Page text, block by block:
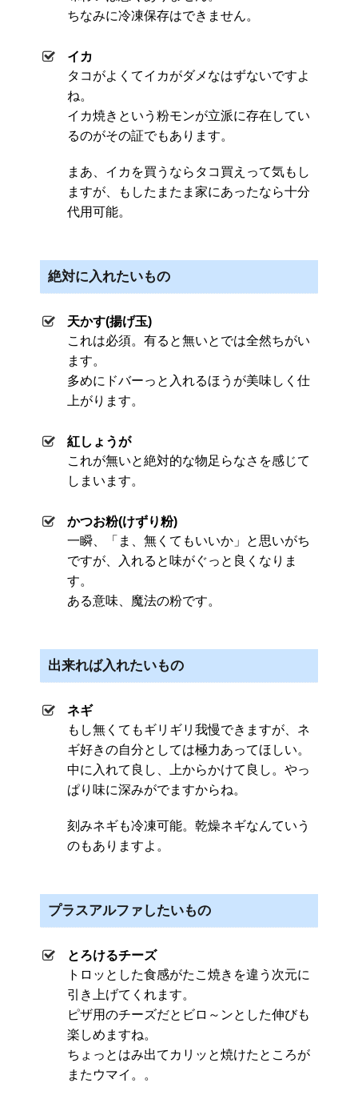
ちなみに冷凍保存はできません。
イカ
タコがよくてイカがダメなはずないですよ
ね。
イカ焼きという粉モンが立派に存在してい
るのがその証でもあります。
まあ、イカを買うならタコ買えって気もし
ますが、もしたまたま家にあったなら十分
代用可能。
絶対に入れたいもの
天かす(揚げ玉)
これは必須。有ると無いとでは全然ちがい
ます。
多めにドバーっと入れるほうが美味しく仕
上がります。
紅しょうが
これが無いと絶対的な物足らなさを感じて
しまいます。
かつお粉(けずり粉)
一瞬、「ま、無くてもいいか」と思いがち
ですが、入れると味がぐっと良くなりま
す。
ある意味、魔法の粉です。
出来れば入れたいもの
ネギ
もし無くてもギリギリ我慢できますが、ネ
ギ好きの自分としては極力あってほしい。
中に入れて良し、上からかけて良し。やっ
ぱり味に深みがでますからね。
刻みネギも冷凍可能。乾燥ネギなんていう
のもありますよ。
プラスアルファしたいもの
とろけるチーズ
トロッとした食感がたこ焼きを違う次元に
引き上げてくれます。
ピザ用のチーズだとビロ～ンとした伸びも
楽しめますね。
ちょっとはみ出てカリッと焼けたところが
またウマイ。。